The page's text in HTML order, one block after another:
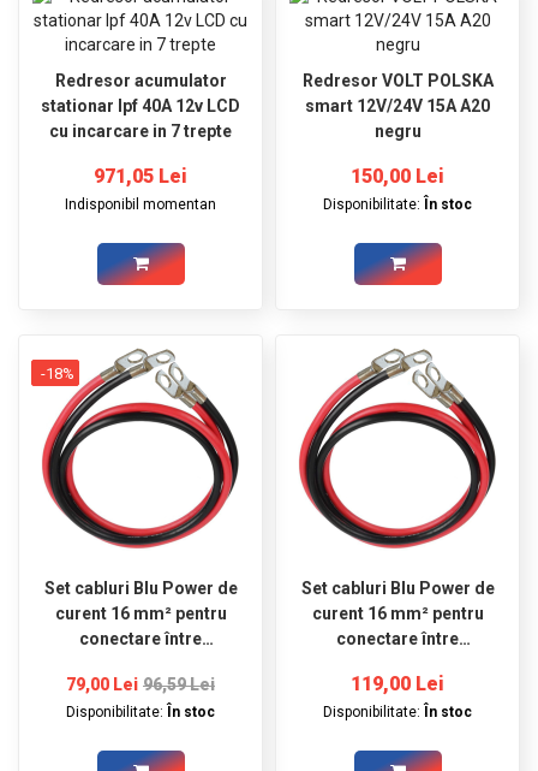
Redresor acumulator
stationar lpf 40A 12v LCD
cu incarcare in 7 trepte
971,05 Lei
Indisponibil momentan
Redresor VOLT POLSKA
smart 12V/24V 15A A20
negru
150,00 Lei
Disponibilitate: În stoc
-18%
Set cabluri Blu Power de
curent 16 mm² pentru
conectare între
m roșu şi 1 m negru,
conectori Ø8
79,00 Lei 96,59 Lei
Disponibilitate: În stoc
Set cabluri Blu Power de
curent 16 mm² pentru
conectare între
1,5 m roșu şi 1,5 m negru,
conectori Ø8
119,00 Lei
Disponibilitate: În stoc